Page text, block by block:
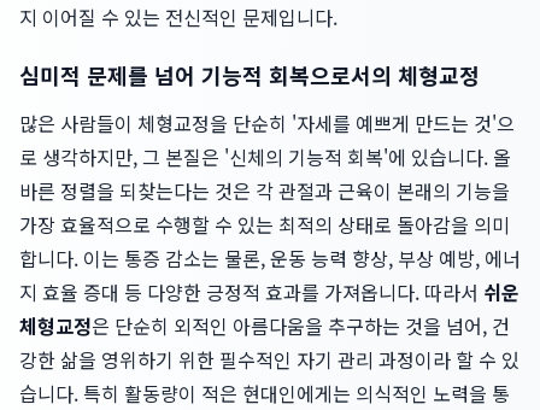
지 이어질 수 있는 전신적인 문제입니다.
심미적 문제를 넘어 기능적 회복으로서의 체형교정
많은 사람들이 체형교정을 단순히 '자세를 예쁘게 만드는 것'으
로 생각하지만, 그 본질은 '신체의 기능적 회복'에 있습니다. 올
바른 정렬을 되찾는다는 것은 각 관절과 근육이 본래의 기능을
가장 효율적으로 수행할 수 있는 최적의 상태로 돌아감을 의미
합니다. 이는 통증 감소는 물론, 운동 능력 향상, 부상 예방, 에너
지 효율 증대 등 다양한 긍정적 효과를 가져옵니다. 따라서 쉬운
체형교정은 단순히 외적인 아름다움을 추구하는 것을 넘어, 건
강한 삶을 영위하기 위한 필수적인 자기 관리 과정이라 할 수 있
습니다. 특히 활동량이 적은 현대인에게는 의식적인 노력을 통